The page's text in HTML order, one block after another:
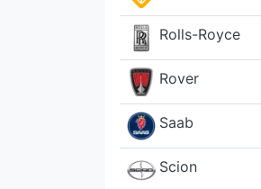
Rolls-Royce
Rover
Saab
Scion